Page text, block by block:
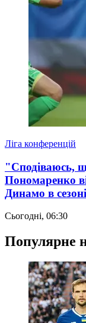
Ліга конференцій
"Сподіваюсь,
Пономаренко
Динамо в сезоні
Сьогодні, 06:30
Популярне